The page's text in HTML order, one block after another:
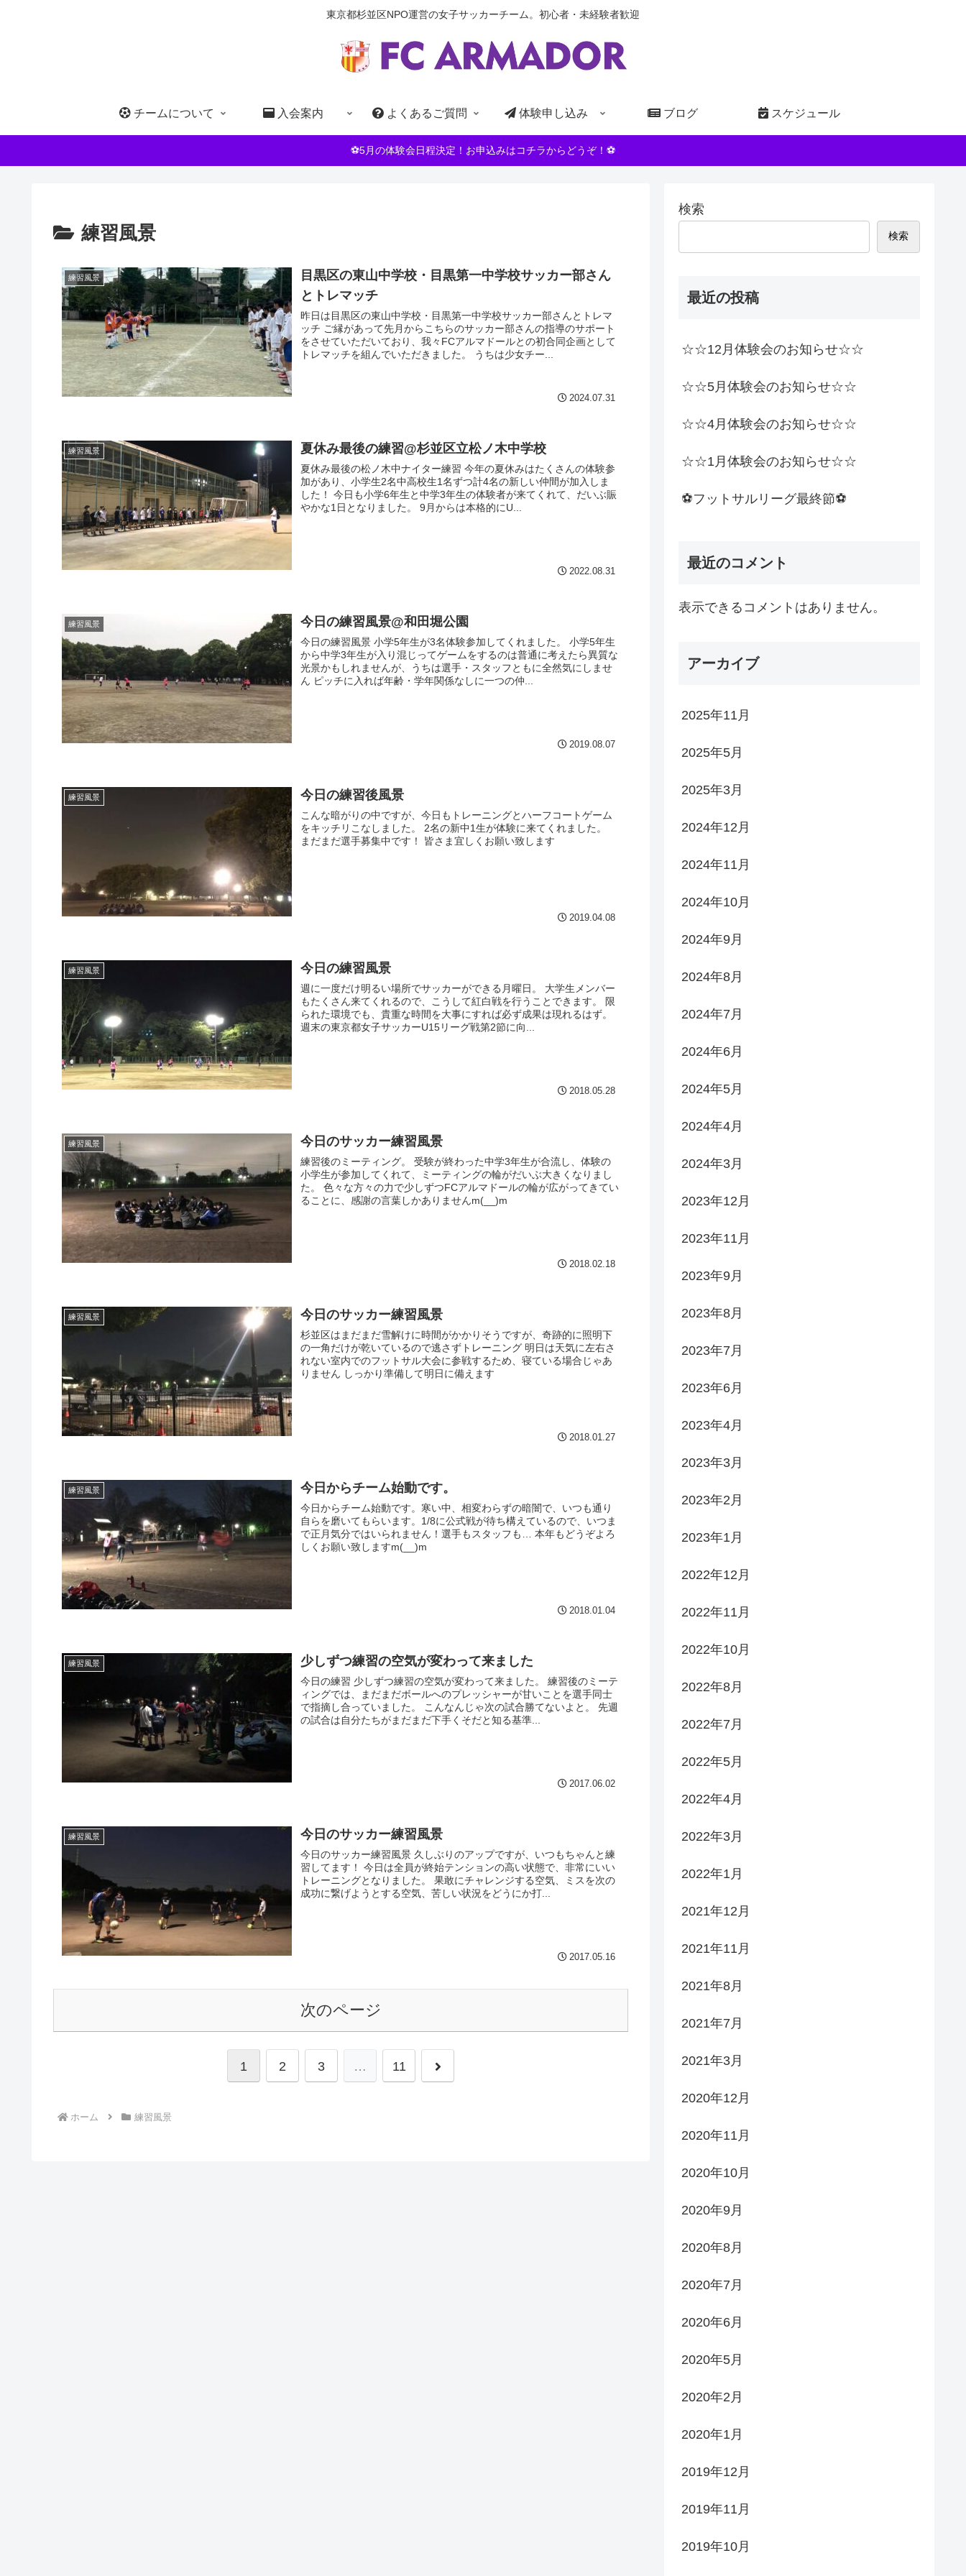
東京都杉並区NPO運営の女子サッカーチーム。初心者・未経験者歓迎
チームについて 入会案内 よくあるご質問 体験申し込み ブログ スケジュール
⚽5月の体験会日程決定！お申込みはコチラからどうぞ！⚽
練習風景
練習風景
目黒区の東山中学校・目黒第一中学校サッカー部さん
とトレマッチ
昨日は目黒区の東山中学校・目黒第一中学校サッカー部さんとトレマ
ッチ ご縁があって先月からこちらのサッカー部さんの指導のサポート
をさせていただいており、我々FCアルマドールとの初合同企画として
トレマッチを組んでいただきました。 うちは少女チー...
2024.07.31
練習風景 夏休み最後の練習@杉並区立松ノ木中学校
夏休み最後の松ノ木中ナイター練習 今年の夏休みはたくさんの体験参
加があり、小学生2名中高校生1名ずつ計4名の新しい仲間が加入しま
した！ 今日も小学6年生と中学3年生の体験者が来てくれて、だいぶ賑
やかな1日となりました。 9月からは本格的にU...
2022.08.31
練習風景 今日の練習風景@和田堀公園
今日の練習風景 小学5年生が3名体験参加してくれました。 小学5年生
から中学3年生が入り混じってゲームをするのは普通に考えたら異質な
光景かもしれませんが、うちは選手・スタッフともに全然気にしませ
ん ピッチに入れば年齢・学年関係なしに一つの仲...
2019.08.07
練習風景 今日の練習後風景
こんな暗がりの中ですが、今日もトレーニングとハーフコートゲーム
をキッチリこなしました。 2名の新中1生が体験に来てくれました。
まだまだ選手募集中です！ 皆さま宜しくお願い致します
2019.04.08
練習風景 今日の練習風景
週に一度だけ明るい場所でサッカーができる月曜日。 大学生メンバー
もたくさん来てくれるので、こうして紅白戦を行うことできます。 限
られた環境でも、貴重な時間を大事にすれば必ず成果は現れるはず。
週末の東京都女子サッカーU15リーグ戦第2節に向...
2018.05.28
練習風景 今日のサッカー練習風景
練習後のミーティング。 受験が終わった中学3年生が合流し、体験の
小学生が参加してくれて、ミーティングの輪がだいぶ大きくなりまし
た。 色々な方々の力で少しずつFCアルマドールの輪が広がってきてい
ることに、感謝の言葉しかありませんm(__)m
2018.02.18
練習風景 今日のサッカー練習風景
杉並区はまだまだ雪解けに時間がかかりそうですが、奇跡的に照明下
の一角だけが乾いているので逃さずトレーニング 明日は天気に左右さ
れない室内でのフットサル大会に参戦するため、寝ている場合じゃあ
りません しっかり準備して明日に備えます
2018.01.27
練習風景 今日からチーム始動です。
今日からチーム始動です。寒い中、相変わらずの暗闇で、いつも通り
自らを磨いてもらいます。1/8に公式戦が待ち構えているので、いつま
で正月気分ではいられません！選手もスタッフも… 本年もどうぞよろ
しくお願い致しますm(__)m
2018.01.04
練習風景 少しずつ練習の空気が変わって来ました
今日の練習 少しずつ練習の空気が変わって来ました。 練習後のミーテ
ィングでは、まだまだボールへのプレッシャーが甘いことを選手同士
で指摘し合っていました。 こんなんじゃ次の試合勝てないよと。 先週
の試合は自分たちがまだまだ下手くそだと知る基準...
2017.06.02
練習風景 今日のサッカー練習風景
今日のサッカー練習風景 久しぶりのアップですが、いつもちゃんと練
習してます！ 今日は全員が終始テンションの高い状態で、非常にいい
トレーニングとなりました。 果敢にチャレンジする空気、ミスを次の
成功に繋げようとする空気、苦しい状況をどうにか打...
2017.05.16
次のページ
1 2 3 … 11 次
ホーム 練習風景
検索
検索
最近の投稿
☆☆12月体験会のお知らせ☆☆
☆☆5月体験会のお知らせ☆☆
☆☆4月体験会のお知らせ☆☆
☆☆1月体験会のお知らせ☆☆
⚽️フットサルリーグ最終節⚽️
最近のコメント
表示できるコメントはありません。
アーカイブ
2025年11月
2025年5月
2025年3月
2024年12月
2024年11月
2024年10月
2024年9月
2024年8月
2024年7月
2024年6月
2024年5月
2024年4月
2024年3月
2023年12月
2023年11月
2023年9月
2023年8月
2023年7月
2023年6月
2023年4月
2023年3月
2023年2月
2023年1月
2022年12月
2022年11月
2022年10月
2022年8月
2022年7月
2022年5月
2022年4月
2022年3月
2022年1月
2021年12月
2021年11月
2021年8月
2021年7月
2021年3月
2020年12月
2020年11月
2020年10月
2020年9月
2020年8月
2020年7月
2020年6月
2020年5月
2020年2月
2020年1月
2019年12月
2019年11月
2019年10月